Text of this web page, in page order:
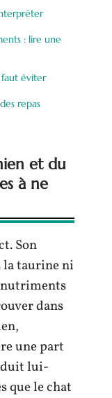
: lire une
faut éviter
repas
et du
à ne
Son
la taurine ni
nutriments
dans
une part
lui-
que le chat